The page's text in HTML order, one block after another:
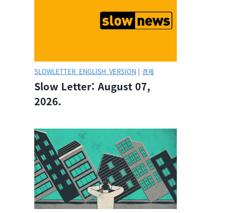
SLOWLETTER_ENGLISH_VERSION | 경제
Slow Letter: August 07,
2026.